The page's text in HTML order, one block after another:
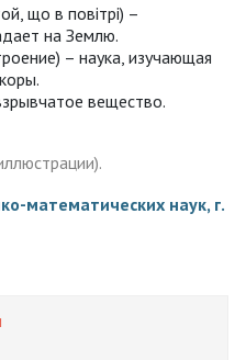
що в повітрі) –
на Землю.
– наука, изучающая
вещество.
математических наук, г.